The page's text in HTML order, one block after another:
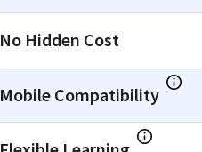
No Hidden Cost
Mobile Compatibility